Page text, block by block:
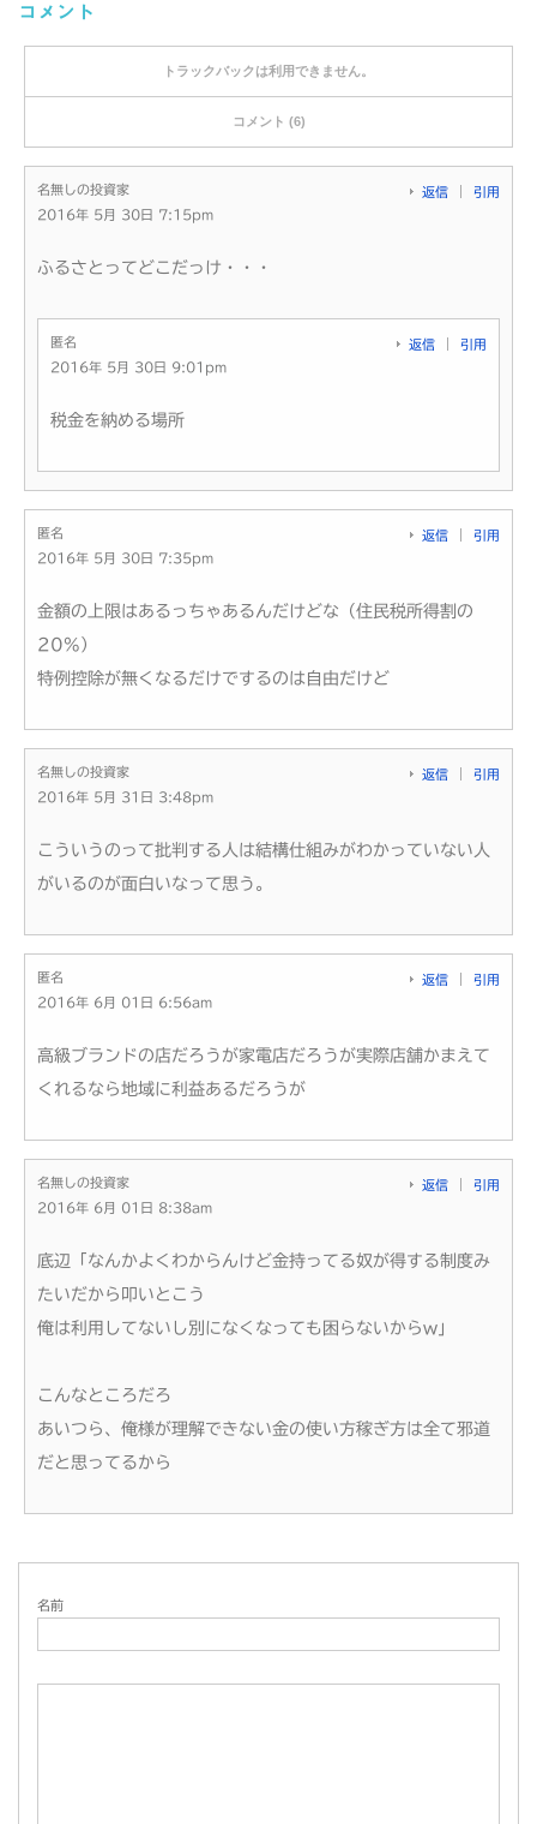
コメント
トラックバックは利用できません。
コメント (6)
名無しの投資家
2016年 5月 30日 7:15pm
返信 引用
ふるさとってどこだっけ・・・
匿名
2016年 5月 30日 9:01pm
返信 引用
税金を納める場所
匿名
2016年 5月 30日 7:35pm
返信 引用
金額の上限はあるっちゃあるんだけどな（住民税所得割の
20%）
特例控除が無くなるだけでするのは自由だけど
名無しの投資家
2016年 5月 31日 3:48pm
返信 引用
こういうのって批判する人は結構仕組みがわかっていない人
がいるのが面白いなって思う。
匿名
2016年 6月 01日 6:56am
返信 引用
高級ブランドの店だろうが家電店だろうが実際店舗かまえて
くれるなら地域に利益あるだろうが
名無しの投資家
2016年 6月 01日 8:38am
返信 引用
底辺「なんかよくわからんけど金持ってる奴が得する制度み
たいだから叩いとこう
俺は利用してないし別になくなっても困らないからw」
こんなところだろ
あいつら、俺様が理解できない金の使い方稼ぎ方は全て邪道
だと思ってるから
名前